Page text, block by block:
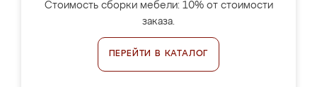
Стоимость сборки мебели: 10% от стоимости
заказа.
ПЕРЕЙТИ В КАТАЛОГ